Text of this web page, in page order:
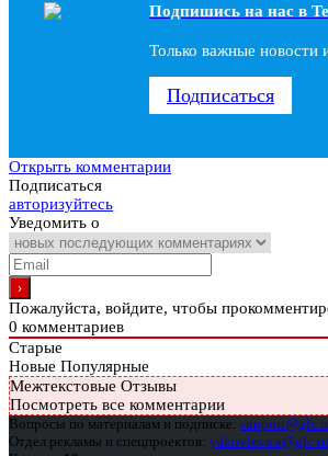
Подпишись на наc в
Только важные новости
Подписаться
Открыть комментарии
Подписаться
авторизуйтесь
Уведомить о
Пожалуйста, войдите, чтобы
0 комментариев
Старые
Новые Популярные
Межтекстовые Отзывы
Посмотреть все комментарии
Вопросы по материалам и подписке:
Отдел рекламы и спецпроектов: yakovleva.a@glc.ru